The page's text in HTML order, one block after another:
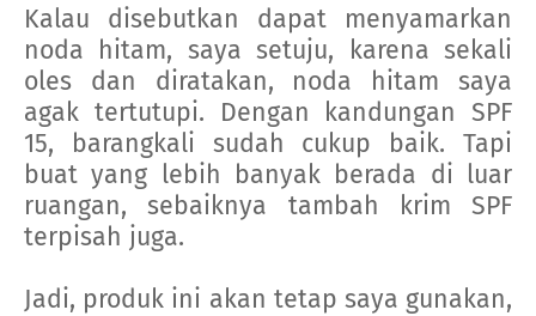
Kalau disebutkan dapat menyamarkan
noda hitam, saya setuju, karena sekali
oles dan diratakan, noda hitam saya
agak tertutupi. Dengan kandungan SPF
15, barangkali sudah cukup baik. Tapi
buat yang lebih banyak berada di luar
ruangan, sebaiknya tambah krim SPF
terpisah juga.
Jadi, produk ini akan tetap saya gunakan,